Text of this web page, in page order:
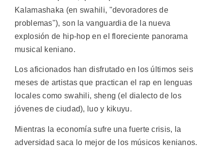
Kalamashaka (en swahili, "devoradores de
problemas"), son la vanguardia de la nueva
explosión de hip-hop en el floreciente panorama
musical keniano.
Los aficionados han disfrutado en los últimos seis
meses de artistas que practican el rap en lenguas
locales como swahili, sheng (el dialecto de los
jóvenes de ciudad), luo y kikuyu.
Mientras la economía sufre una fuerte crisis, la
adversidad saca lo mejor de los músicos kenianos.